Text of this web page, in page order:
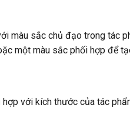
màu sắc chủ đạo trong tác
một màu sắc phối hợp để
với kích thước của tác